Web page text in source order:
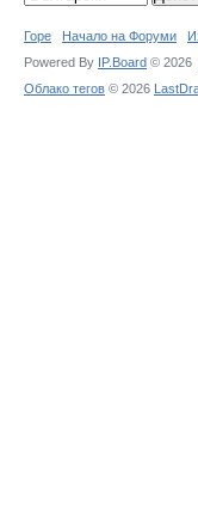
Горе Начало на Форуми
Powered By IP.Board © 2026
Облако тегов © 2026